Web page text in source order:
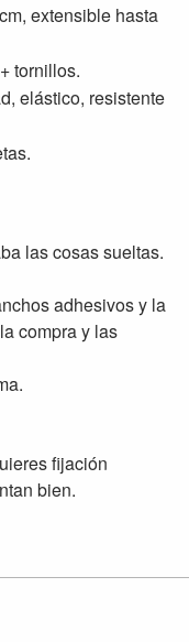
extensible hasta
tornillos.
elástico, resistente
las cosas sueltas.
adhesivos y la
compra y las
fijación
bien.